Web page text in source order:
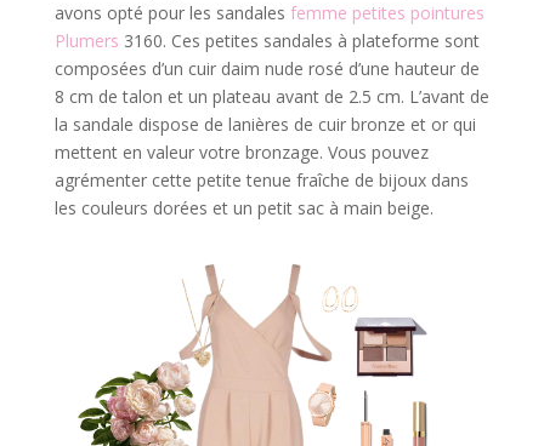
avons opté pour les sandales femme petites pointures
Plumers 3160. Ces petites sandales à plateforme sont
composées d’un cuir daim nude rosé d’une hauteur de
8 cm de talon et un plateau avant de 2.5 cm. L’avant de
la sandale dispose de lanières de cuir bronze et or qui
mettent en valeur votre bronzage. Vous pouvez
agrémenter cette petite tenue fraîche de bijoux dans
les couleurs dorées et un petit sac à main beige.